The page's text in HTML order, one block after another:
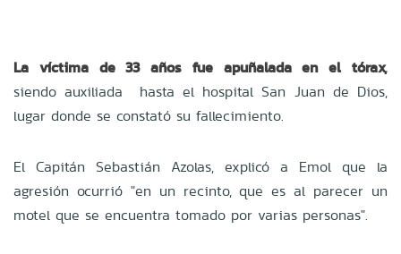
La víctima de 33 años fue apuñalada en el tórax,
siendo auxiliada hasta el hospital San Juan de Dios,
lugar donde se constató su fallecimiento.
El Capitán Sebastián Azolas, explicó a Emol que la
agresión ocurrió "en un recinto, que es al parecer un
motel que se encuentra tomado por varias personas".